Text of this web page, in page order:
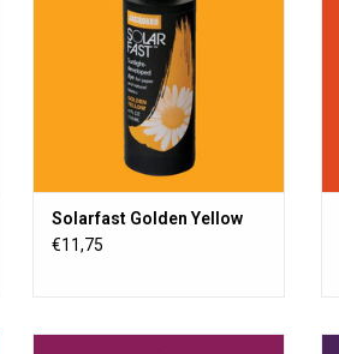
Sonnenlicht (UV-Licht) entwickelt
und fixiert. Zur Verwendung auf
Textilien, Holz, Papier usw.
ZUM WARENKORB HINZUFÜGEN
Solarfast Golden Yellow
€11,75